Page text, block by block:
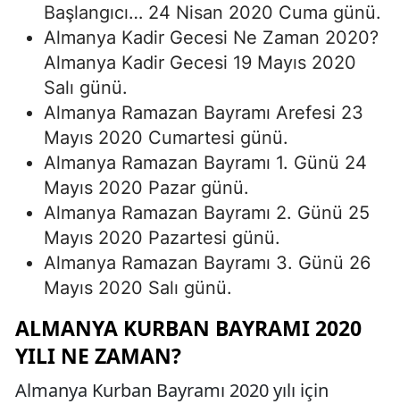
Başlangıcı… 24 Nisan 2020 Cuma günü.
Almanya Kadir Gecesi Ne Zaman 2020?
Almanya Kadir Gecesi 19 Mayıs 2020
Salı günü.
Almanya Ramazan Bayramı Arefesi 23
Mayıs 2020 Cumartesi günü.
Almanya Ramazan Bayramı 1. Günü 24
Mayıs 2020 Pazar günü.
Almanya Ramazan Bayramı 2. Günü 25
Mayıs 2020 Pazartesi günü.
Almanya Ramazan Bayramı 3. Günü 26
Mayıs 2020 Salı günü.
ALMANYA KURBAN BAYRAMI 2020
YILI NE ZAMAN?
Almanya Kurban Bayramı 2020 yılı için